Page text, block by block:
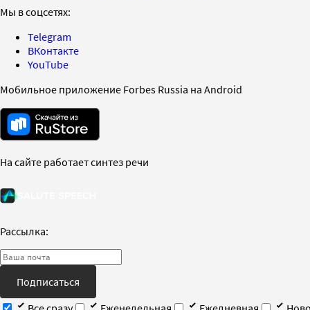
Мы в соцсетях:
Telegram
ВКонтакте
YouTube
Мобильное приложение Forbes Russia на Android
На сайте работает синтез речи
Рассылка:
Подписаться